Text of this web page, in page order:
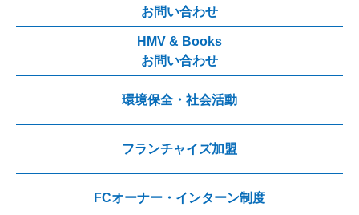
お問い合わせ
HMV & Books
お問い合わせ
環境保全・社会活動
フランチャイズ加盟
FCオーナー・インターン制度